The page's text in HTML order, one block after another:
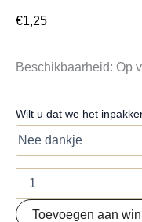
€1,25
Beschikbaarheid: Op
Wilt u dat we het
Toevoegen aan